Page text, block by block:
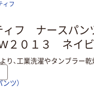
ィフ
ィフ ナースパ
２０１３ ネ
り、工業洗濯やタンブラー
ンツ）